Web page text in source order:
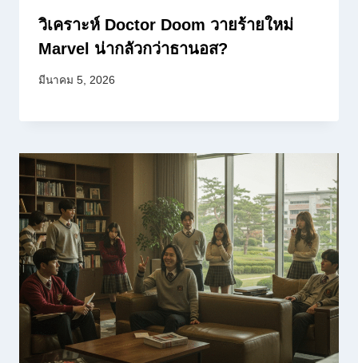
วิเคราะห์ Doctor Doom วายร้ายใหม่
Marvel น่ากลัวกว่าธานอส?
มีนาคม 5, 2026